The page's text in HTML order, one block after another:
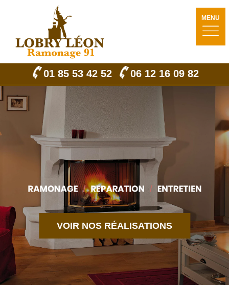
MENU
01 85 53 42 52 06 12 16 09 82
VOIR NOS RÉALISATIONS